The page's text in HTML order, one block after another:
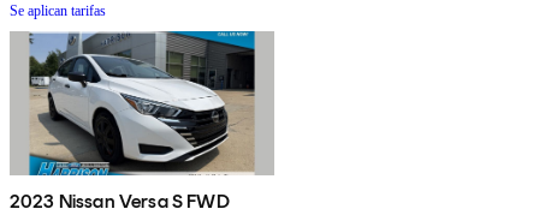
Se aplican tarifas
2023 Nissan Versa S FWD